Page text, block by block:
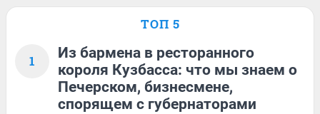
ТОП 5
1
Из бармена в ресторанного
короля Кузбасса: что мы знаем о
Печерском, бизнесмене,
спорящем с губернаторами